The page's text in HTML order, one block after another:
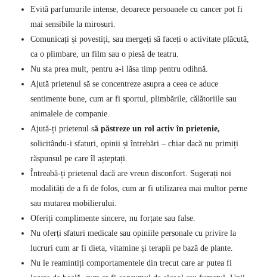
Evită parfumurile intense, deoarece persoanele cu cancer pot fi
mai sensibile la mirosuri.
Comunicați și povestiți, sau mergeți să faceți o activitate plăcută,
ca o plimbare, un film sau o piesă de teatru.
Nu sta prea mult, pentru a-i lăsa timp pentru odihnă.
Ajută prietenul să se concentreze asupra a ceea ce aduce
sentimente bune, cum ar fi sportul, plimbările, călătoriile sau
animalele de companie.
Ajută-ți prietenul să păstreze un rol activ în prietenie,
solicitându-i sfaturi, opinii și întrebări – chiar dacă nu primiți
răspunsul pe care îl așteptați.
Întreabă-ți prietenul dacă are vreun disconfort. Sugerați noi
modalități de a fi de folos, cum ar fi utilizarea mai multor perne
sau mutarea mobilierului.
Oferiți complimente sincere, nu forțate sau false.
Nu oferți sfaturi medicale sau opiniile personale cu privire la
lucruri cum ar fi dieta, vitamine și terapii pe bază de plante.
Nu le reamintiți comportamentele din trecut care ar putea fi